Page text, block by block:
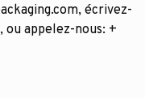
écrivez-
ou appelez-nous: +